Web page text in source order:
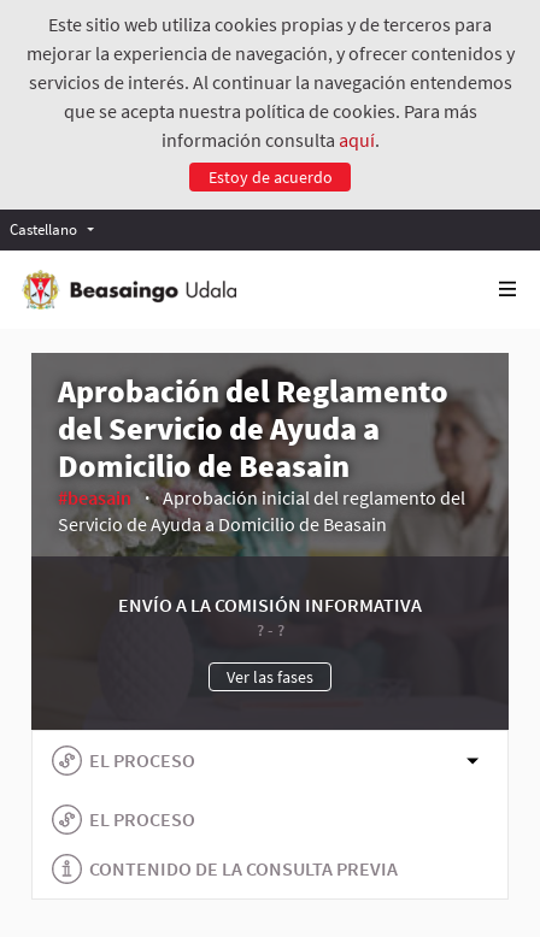
Este sitio web utiliza cookies propias y de terceros para
mejorar la experiencia de navegación, y ofrecer contenidos y
servicios de interés. Al continuar la navegación entendemos
que se acepta nuestra política de cookies. Para más
información consulta aquí.
Estoy de acuerdo
Castellano
Aprobación del Reglamento
del Servicio de Ayuda a
Domicilio de Beasain
#beasain
Aprobación inicial del reglamento del
Servicio de Ayuda a Domicilio de Beasain
ENVÍO A LA COMISIÓN INFORMATIVA
? - ?
Ver las fases
EL PROCESO
EL PROCESO
CONTENIDO DE LA CONSULTA PREVIA